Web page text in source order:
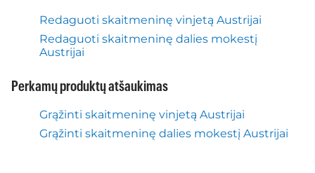
Redaguoti skaitmeninę vinjetą Austrijai
Redaguoti skaitmeninę dalies mokestį
Austrijai
Perkamų produktų atšaukimas
Grąžinti skaitmeninę vinjetą Austrijai
Grąžinti skaitmeninę dalies mokestį Austrijai